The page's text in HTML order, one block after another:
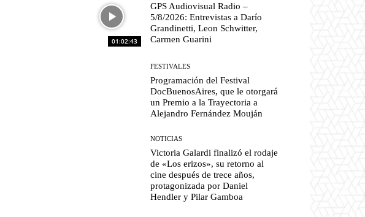
01:02:43
GPS Audiovisual Radio –
5/8/2026: Entrevistas a Darío
Grandinetti, Leon Schwitter,
Carmen Guarini
FESTIVALES
Programación del Festival
DocBuenosAires, que le otorgará
un Premio a la Trayectoria a
Alejandro Fernández Mouján
NOTICIAS
Victoria Galardi finalizó el rodaje
de «Los erizos», su retorno al
cine después de trece años,
protagonizada por Daniel
Hendler y Pilar Gamboa